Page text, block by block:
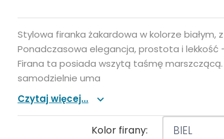
Stylowa firanka żakardowa w kolorze białym,
Ponadczasowa elegancja, prostota i lekkość
Firana ta posiada wszytą taśmę marszczącą.
samodzielnie uma
Czytaj więcej...
Kolor firany: BIEL